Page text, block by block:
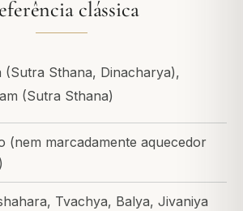
clássica
(Sutra Sthana, Dinacharya),
(Sutra Sthana)
(nem marcadamente aquecedor
Tvachya, Balya, Jivaniya